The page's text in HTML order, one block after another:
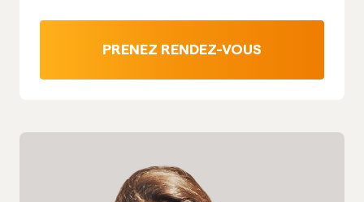
PRENEZ RENDEZ-VOUS